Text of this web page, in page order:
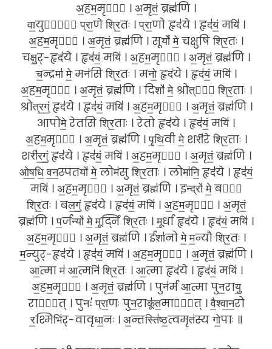
अ॒हम॒मृते᳚ । अ॒मृतं॒ ब्रह्म॑णि ।
वा॒युर्मे᳚ प्रा॒णे श्रि॒तः । प्रा॒णो हृद॑ये । हृद॑यं॒ मयि॑ ।
अ॒हम॒मृते᳚ । अ॒मृतं॒ ब्रह्म॑णि । सूर्यो॑ मे॒ चक्षुषि श्रि॒तः ।
चक्षु॒र्-हृद॑ये । हृद॑यं॒ मयि॑ । अ॒हम॒मृते᳚ । अ॒मृतं॒ ब्रह्म॑णि ।
च॒न्द्रमा॑ मे॒ मन॑सि श्रि॒तः । मनो॒ हृद॑ये । हृद॑यं॒ मयि॑ ।
अ॒हम॒मृते᳚ । अ॒मृतं॒ ब्रह्म॑णि । दिशो॑ मे॒ श्रोत्रे᳚ श्रि॒ताः ।
श्रोत्र॒ग्ं॒ हृद॑ये । हृद॑यं॒ मयि॑ । अ॒हम॒मृते᳚ । अ॒मृतं॒ ब्रह्म॑णि ।
आपोमे॒ रेतसि श्रि॒ताः । रेतो हृद॑ये । हृद॑यं॒ मयि॑ ।
अ॒हम॒मृते᳚ । अ॒मृतं॒ ब्रह्म॑णि । पृ॒थि॒वी मे॒ शरी॑रे श्रि॒ताः ।
शरी॑र॒ग्ं॒॒ हृद॑ये । हृद॑यं॒ मयि॑ । अ॒हम॒मृते᳚ । अ॒मृतं॒ ब्रह्म॑णि ।
ओ॒ष॒धि॒ व॒न॒स्पतयो॑ मे॒ लोम॑सु श्रि॒ताः । लोमा॑नि॒ हृद॑ये । हृद॑यं॒
मयि॑ । अ॒हम॒मृते᳚ । अ॒मृतं॒ ब्रह्म॑णि । इन्द्रो॑ मे॒ बले᳚
श्रि॒तः । बल॒ग्ं॒॒ हृद॑ये । हृद॑यं॒ मयि॑ । अ॒हम॒मृते᳚ । अ॒मृतं॒
ब्रह्म॑णि । प॒र्जन्यो॑ मे॒ मू॒र्द्नि श्रि॒तः । मू॒र्धा हृद॑ये । हृद॑यं॒ मयि॑ ।
अ॒हम॒मृते᳚ । अ॒मृतं॒ ब्रह्म॑णि । ईशा॑नो मे॒ म॒न्यौ श्रि॒तः ।
म॒न्युर्-हृद॑ये । हृद॑यं॒ मयि॑ । अ॒हम॒मृते᳚ । अ॒मृतं॒ ब्रह्म॑णि ।
आ॒त्मा म॑ आ॒त्मनि॑ श्रि॒तः । आ॒त्मा हृद॑ये । हृद॑यं॒ मयि॑ ।
अ॒हम॒मृते᳚ । अ॒मृतं॒ ब्रह्म॑णि । पुन॑र्म आ॒त्मा पुन॒रायु॒
रागा᳚त् । पुनः॑ प्रा॒णः पुन॒राकू॑त॒मागा᳚त् । वै॒श्वा॒न॒रो
र॒श्मिभि॑र्-वावृधा॒नः । अ॒न्तस्ति॑ष्ठ॒त्वमृत॑स्य गो॒पाः ॥